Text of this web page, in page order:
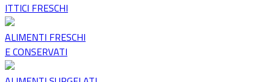
ITTICI FRESCHI
ALIMENTI FRESCHI
E CONSERVATI